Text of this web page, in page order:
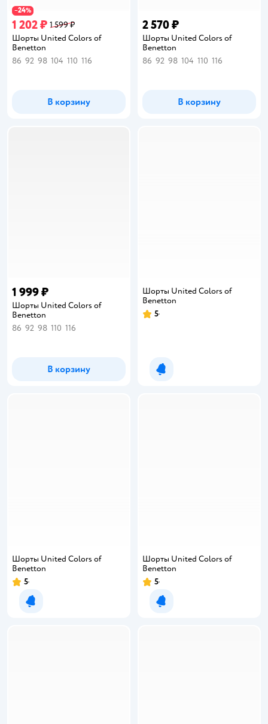
−24%
1 202 ₽ 1 599 ₽
Шорты United Colors of
Benetton
86 92 98 104 110 116
В корзину
2 570 ₽
Шорты United Colors of
Benetton
86 92 98 104 110 116
В корзину
1 999 ₽
Шорты United Colors of
Benetton
86 92 98 110 116
В корзину
Шорты United Colors of
Benetton
Рейтинг:
5
Уведомить о появлении
Шорты United Colors of
Benetton
Рейтинг:
5
Уведомить о появлении
Шорты United Colors of
Benetton
Рейтинг:
5
Уведомить о появлении